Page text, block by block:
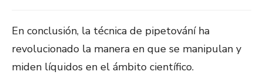
En conclusión, la técnica de pipetování ha
revolucionado la manera en que se manipulan y
miden líquidos en el ámbito científico.